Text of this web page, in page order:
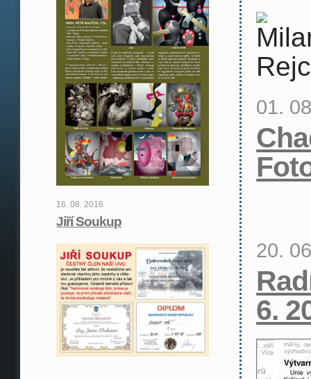
16. 08. 2016
Jiří Soukup
01.
20.
6.